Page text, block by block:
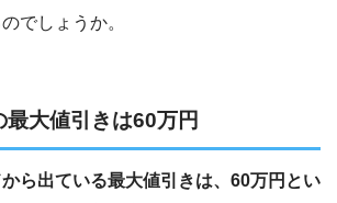
でしょうか。
最大値引きは60万円
ら出ている最大値引きは、60万円とい